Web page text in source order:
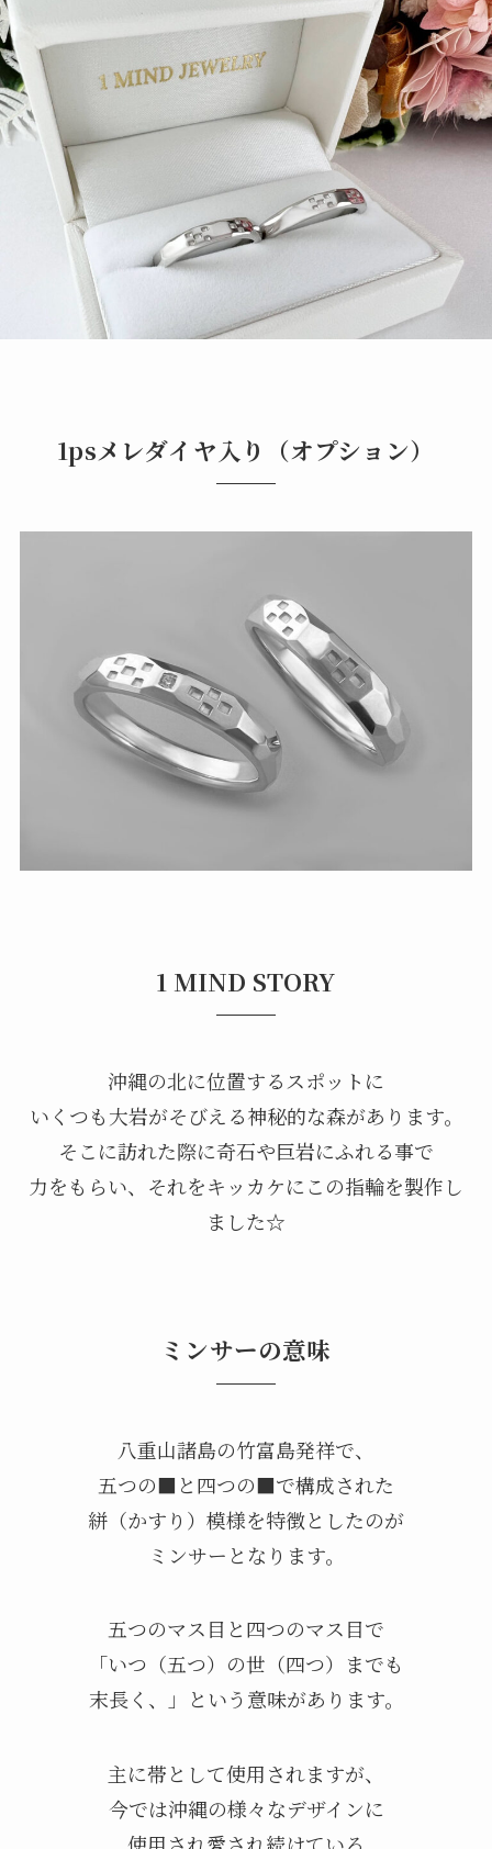
1psメレダイヤ入り（オプション）
1 MIND STORY
沖縄の北に位置するスポットに
いくつも大岩がそびえる神秘的な森があります。
そこに訪れた際に奇石や巨岩にふれる事で
力をもらい、それをキッカケにこの指輪を製作し
ました☆
ミンサーの意味
八重山諸島の竹富島発祥で、
五つの■と四つの■で構成された
絣（かすり）模様を特徴としたのが
ミンサーとなります。
五つのマス目と四つのマス目で
「いつ（五つ）の世（四つ）までも
末長く、」という意味があります。
主に帯として使用されますが、
今では沖縄の様々なデザインに